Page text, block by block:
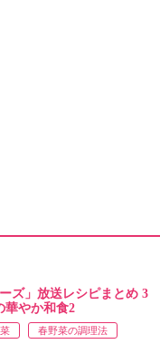
ズ」放送レシピまとめ 3
華やか和食2
春野菜の調理法